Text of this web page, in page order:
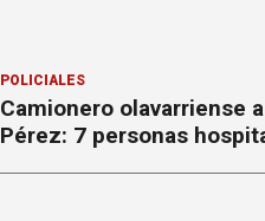
POLICIALES
Camionero olavarriense
Pérez: 7 personas